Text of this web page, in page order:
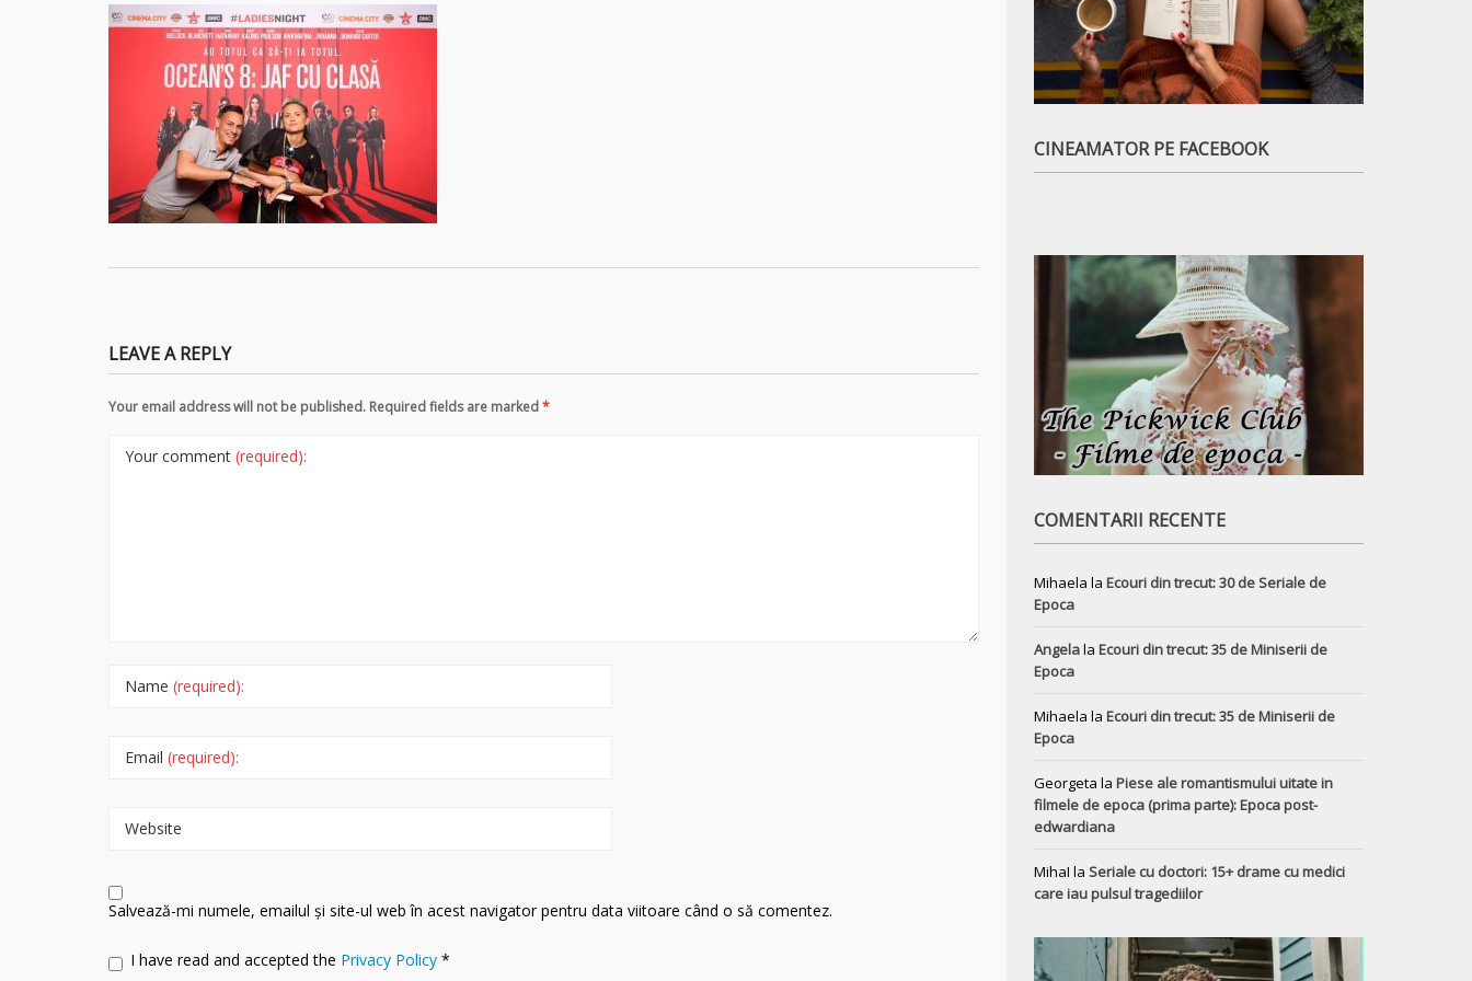
LEAVE A REPLY
Your email address will not be published. Required fields are marked*
Your comment (required):
Name (required):
Email (required):
Website
Salvează-mi numele, emailul și site-ul web în acest navigator pentru data viitoare când o să comentez.
I have read and accepted the Privacy Policy *
CINEAMATOR PE FACEBOOK
COMENTARII RECENTE
Mihaela la Ecouri din trecut: 30 de Seriale de
Epoca
Angelala Ecouri din trecut: 35 de Miniserii de
Epoca
Mihaela la Ecouri din trecut: 35 de Miniserii de
Epoca
Georgeta la Piese ale romantismului uitate in
filmele de epoca (prima parte): Epoca post-
edwardiana
MihaI la Seriale cu doctori: 15+ drame cu medici
care iau pulsul tragediilor